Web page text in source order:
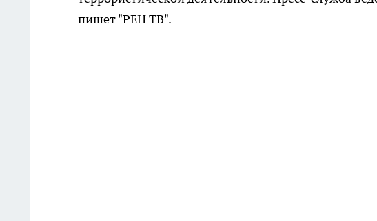
пишет "РЕН ТВ".